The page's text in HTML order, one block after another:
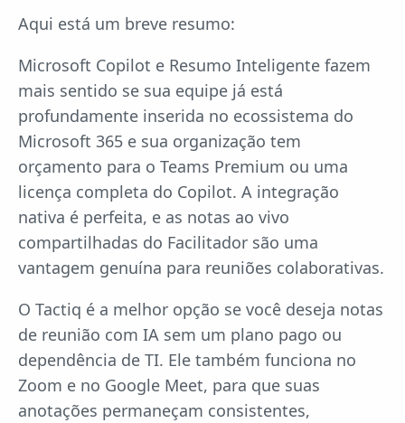
Aqui está um breve resumo:
Microsoft Copilot e Resumo Inteligente fazem
mais sentido se sua equipe já está
profundamente inserida no ecossistema do
Microsoft 365 e sua organização tem
orçamento para o Teams Premium ou uma
licença completa do Copilot. A integração
nativa é perfeita, e as notas ao vivo
compartilhadas do Facilitador são uma
vantagem genuína para reuniões colaborativas.
O Tactiq é a melhor opção se você deseja notas
de reunião com IA sem um plano pago ou
dependência de TI. Ele também funciona no
Zoom e no Google Meet, para que suas
anotações permaneçam consistentes,